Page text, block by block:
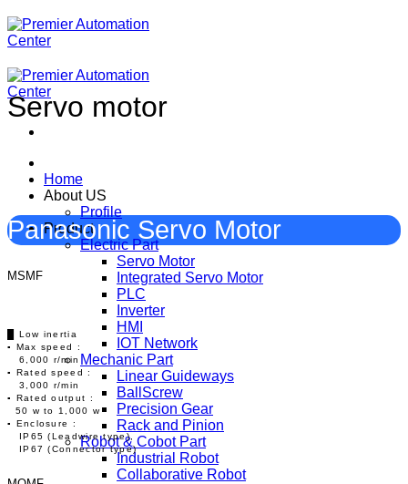
ข้าม
ไป
เนื้อหา
Home
About US
Profile
Product
Electric Part
Servo Motor
Integrated Servo Motor
PLC
Inverter
HMI
IOT Network
Mechanic Part
Linear Guideways
BallScrew
Precision Gear
Rack and Pinion
Robot & Cobot Part
Industrial Robot
Collaborative Robot
Servo motor
Panasonic Servo Motor
MSMF
█ Low inertia
▪ Max speed :
6,000 r/min
▪ Rated speed :
3,000 r/min
▪ Rated output :
50 w to 1,000 w
▪ Enclosure :
IP65 (Leadwire type),
IP67 (Connector type)